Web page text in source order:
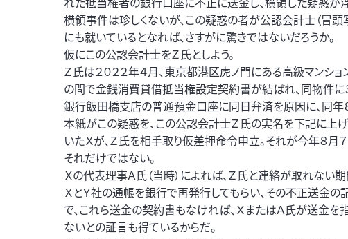
横領事件は珍しくないが、この疑惑の者が公認会計士（冒
にも就いているとなれば、さすがに驚きではないだろうか。
仮にこの公認会計士をＺ氏としよう。
Ｚ氏は２０２２年４月、東京都港区虎ノ門にある高級マンショ
の間で金銭消費貸借抵当権設定契約書が結ばれ、同物件に
銀行飯田橋支店の普通預金口座に同日弁済を原因に、同年
本紙がこの疑惑を、この公認会計士Ｚ氏の実名を下記に上
いたＸが、Ｚ氏を相手取り仮差押命令申立。それが今年８月
それだけではない。
Ｘの代表理事Ａ氏（当時）によれば、Ｚ氏と連絡が取れない期
ＸとＹ社の通帳を銀行で再発行してもらい、その不正送金の
で、これら送金の契約書もなければ、ＸまたはＡ氏が送金を
ないとの証言も得ているからだ。